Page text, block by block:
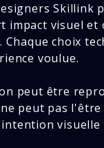
Skillink
visuel et
choix
voulue.
peut être
peut pas
visuelle